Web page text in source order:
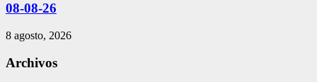
08-08-26
8 agosto, 2026
Archivos